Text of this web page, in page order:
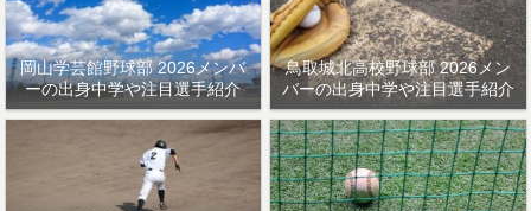
岡山学芸館野球部 2026メンバ
ーの出身中学や注目選手紹介
鳥取城北高校野球部 2026メン
バーの出身中学や注目選手紹介